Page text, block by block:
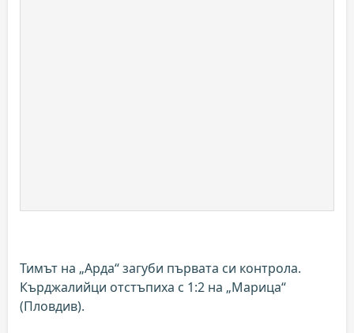
Тимът на „Арда“ загуби първата си контрола.
Кърджалийци отстъпиха с 1:2 на „Марица“
(Пловдив).